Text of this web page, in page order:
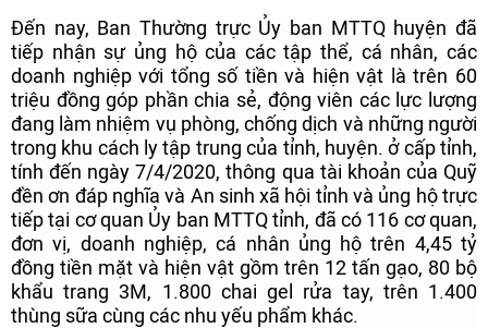
Đến nay, Ban Thường trực Ủy ban MTTQ huyện đã
tiếp nhận sự ủng hộ của các tập thể, cá nhân, các
doanh nghiệp với tổng số tiền và hiện vật là trên 60
triệu đồng góp phần chia sẻ, động viên các lực lượng
đang làm nhiệm vụ phòng, chống dịch và những người
trong khu cách ly tập trung của tỉnh, huyện. ở cấp tỉnh,
tính đến ngày 7/4/2020, thông qua tài khoản của Quỹ
đền ơn đáp nghĩa và An sinh xã hội tỉnh và ủng hộ trực
tiếp tại cơ quan Ủy ban MTTQ tỉnh, đã có 116 cơ quan,
đơn vị, doanh nghiệp, cá nhân ủng hộ trên 4,45 tỷ
đồng tiền mặt và hiện vật gồm trên 12 tấn gạo, 80 bộ
khẩu trang 3M, 1.800 chai gel rửa tay, trên 1.400
thùng sữa cùng các nhu yếu phẩm khác.